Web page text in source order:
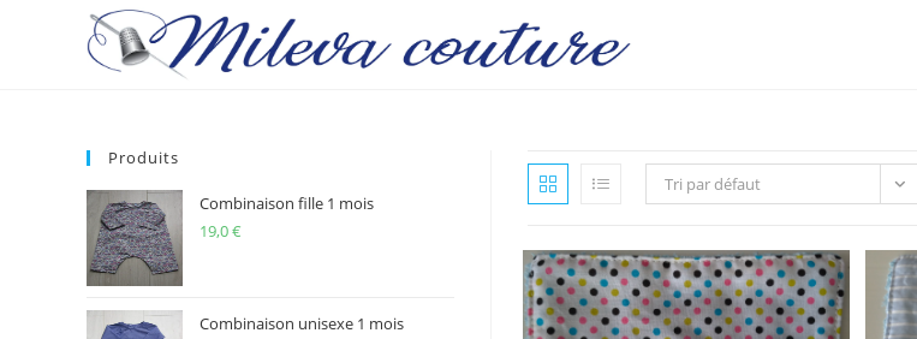
Tri par défaut
Produits
Combinaison fille 1 mois
19,0€
Combinaison unisexe 1 mois